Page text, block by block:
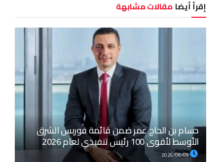
إقرأ أيضا مقالات مشابهة
حسام بن الحاج عمر ضمن قائمة فوربس الشرق
الأوسط لأقوى 100 رئيس تنفيذي لعام 2026
2026/08/09